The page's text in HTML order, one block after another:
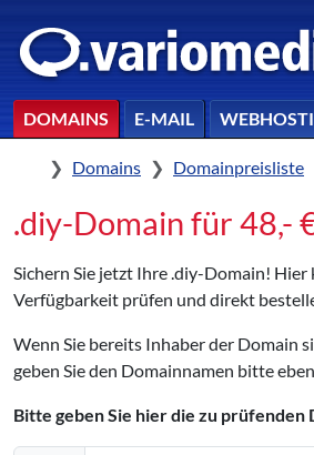
DOMAINS E-MAIL
HomeDomains Domainpreisliste
.diy-Domain für 48,-
Sichern Sie jetzt Ihre .diy-Domain!
Verfügbarkeit prüfen und direkt
Wenn Sie bereits Inhaber der Domain
geben Sie den Domainnamen bitte
Bitte geben Sie hier die zu prüfenden